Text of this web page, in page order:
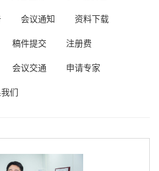
会议通知 资料下载
稿件提交 注册费
会议交通 申请专家
们